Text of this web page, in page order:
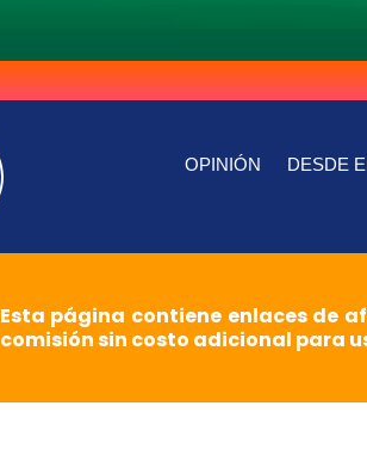
OPINIÓN DESDE
Esta página contiene enlaces de
comisión sin costo adicional para